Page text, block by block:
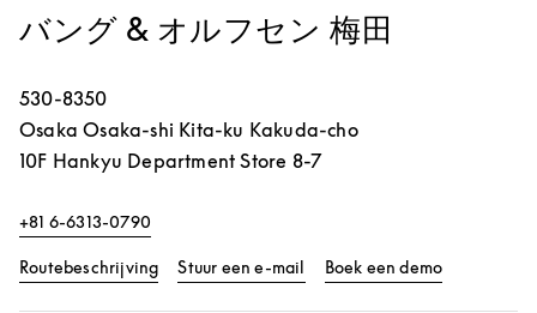
バング & オルフセン 梅田
530-8350
Osaka Osaka-shi Kita-ku Kakuda-cho
10F Hankyu Department Store 8-7
+81 6-6313-0790
RoutebeschrijvingLink Opens in New Tab
Stuur een e-mail Boek een demo